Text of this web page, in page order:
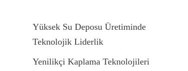
Yüksek Su Deposu Üretiminde
Teknolojik Liderlik
Yenilikçi Kaplama Teknolojileri